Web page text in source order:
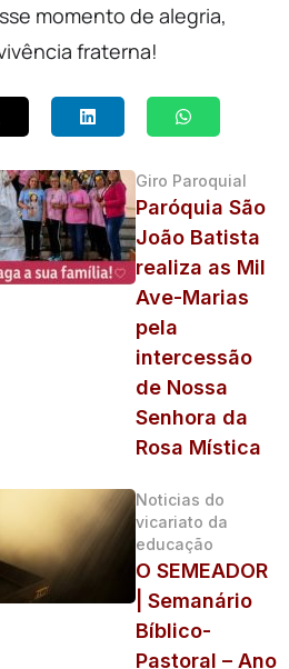
momento de alegria,
fraterna!
Giro Paroquial
Paróquia São
João Batista
realiza as Mil
Ave-Marias
pela
intercessão
de Nossa
Senhora da
Rosa Mística
Noticias do
vicariato da
educação
O SEMEADOR
| Semanário
Bíblico-
Pastoral – Ano